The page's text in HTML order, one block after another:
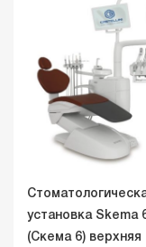
установка Skema
(Скема 6) верхняя